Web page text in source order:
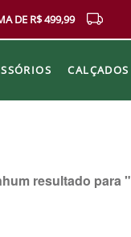
DE R$ 499,99
CALÇADOS
resultado para "